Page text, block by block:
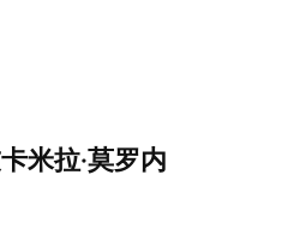
米拉·莫罗内